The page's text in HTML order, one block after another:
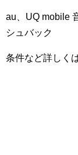
au、UQ mobile
シュバック
条件など詳しく